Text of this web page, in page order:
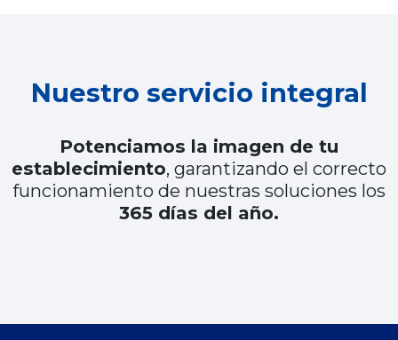
Nuestro servicio integral
Potenciamos la imagen de tu
establecimiento, garantizando el correcto
funcionamiento de nuestras soluciones los
365 días del año.